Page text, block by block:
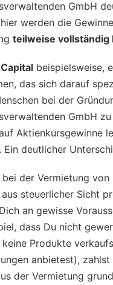
GmbH
werden die
teilweise vollständig
Capital beispielsweise,
das sich darauf
bei der
GmbH
Aktienkursgewinne
Ein deutlicher
bei der Vermietung von
steuerlicher Sicht
an gewisse
dass Du nicht
Produkte
anbietest),
der Vermietung